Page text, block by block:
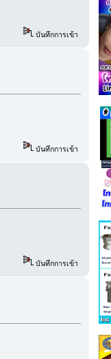
บันทึกการเข้า
บันทึกการเข้า
บันทึกการเข้า